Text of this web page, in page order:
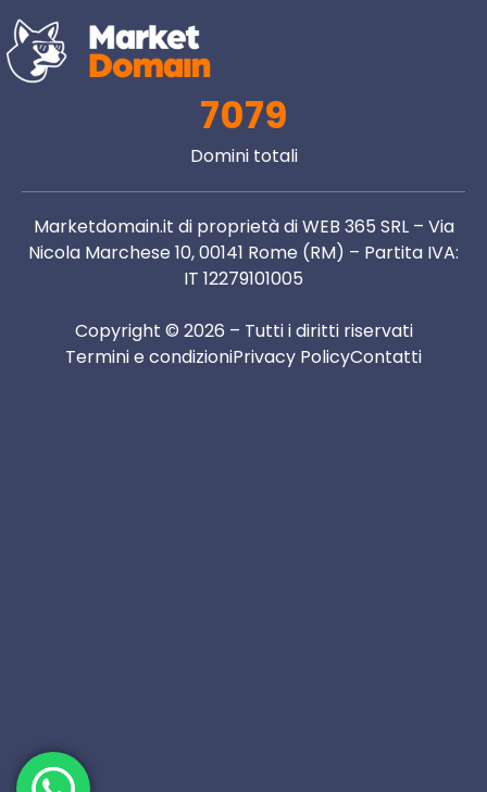
7079
Domini totali
Marketdomain.it di proprietà di WEB 365 SRL – Via
Nicola Marchese 10, 00141 Rome (RM) – Partita IVA:
IT 12279101005
Copyright © 2026 – Tutti i diritti riservati
Termini e condizioniPrivacy PolicyContatti